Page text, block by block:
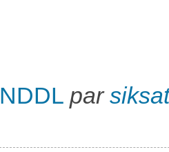
NDDL par